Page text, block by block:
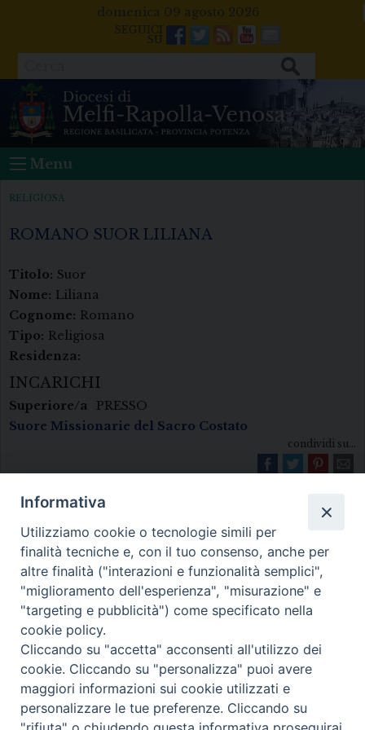
domenica 09 agosto 2026
Facebook
Twitter
FeedsYoutube
Mail
Menu
RELIGIOSA
ROMANO SUOR LILIANA
Titolo: Suor
Nome: Liliana
Cognome: Romano
Tipo: Religiosa
Residenza:
INCARICHI
Superiore/a
PRESSO
Suore Missionarie del Sacro Costato
condividi su...
Diocesi di Melfi Rapolla Venosa
• Largo Duomo, 12 - 85025 MELFI (PZ) •
Tel. 0972238604
PEC ufficiale della Diocesi:
diocesi.melfi_rapolla_venosa@legalmail.it
Informativa
Utilizziamo cookie o tecnologie simili per
finalità tecniche e, con il tuo consenso, anche per
altre finalità ("interazioni e funzionalità semplici",
"miglioramento dell'esperienza", "misurazione" e
"targeting e pubblicità") come specificato nella
cookie policy.
Cliccando su "accetta" acconsenti all'utilizzo dei
cookie. Cliccando su "personalizza" puoi avere
maggiori informazioni sui cookie utilizzati e
personalizzare le tue preferenze. Cliccando su